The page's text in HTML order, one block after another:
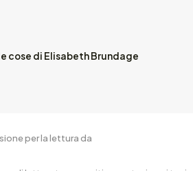
cose di Elisabeth Brundage
per la lettura da